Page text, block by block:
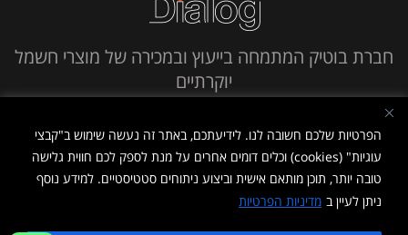
הפרטיות שלכם חשובה לנו. לידיעתכם, באתר זה נעשה שימוש ב"קבצי
עוגיות" (cookies) וכלים דומים אחרים על מנת לספק לכם חווית גלישה
טובה יותר, תוכן מותאם אישית וביצוע ניתוחים סטטיסטיים. למידע נוסף
ניתן לעיין ב מדיניות הפרטיות
חברת בוטיק המתמחה בייעוץ ובמכירה של מוצרי חשמל
יוקרתיים
חייג אלינו